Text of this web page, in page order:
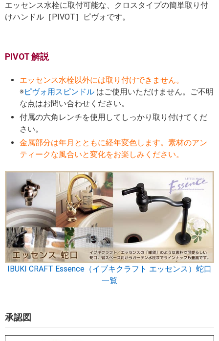
エッセンス水栓に取付可能な、クロスタイプの簡単取り付
けハンドル［PIVOT］ピヴォです。
PIVOT 解説
エッセンス水栓以外には取り付けできません。
※ ピヴォ用スピンドル はご使用いただけません。ご不明
な点はお問い合わせください。
付属の六角レンチを使用してしっかり取り付けてくだ
さい。
金属部分は年月とともに経年変色します。素材のアン
ティークな風合いと変化をお楽しみください。
IBUKI CRAFT Essence（イブキクラフト エッセンス）蛇口
一覧
承認図